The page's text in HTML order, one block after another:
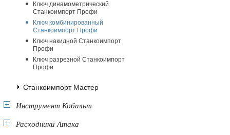
Ключ динамометрический
Станкоимпорт Профи
Ключ комбинированный
Станкоимпорт Профи
Ключ накидной Станкоимпорт
Профи
Ключ разрезной Станкоимпорт
Профи
Станкоимпорт Мастер
Инструмент Кобальт
Расходники Атака